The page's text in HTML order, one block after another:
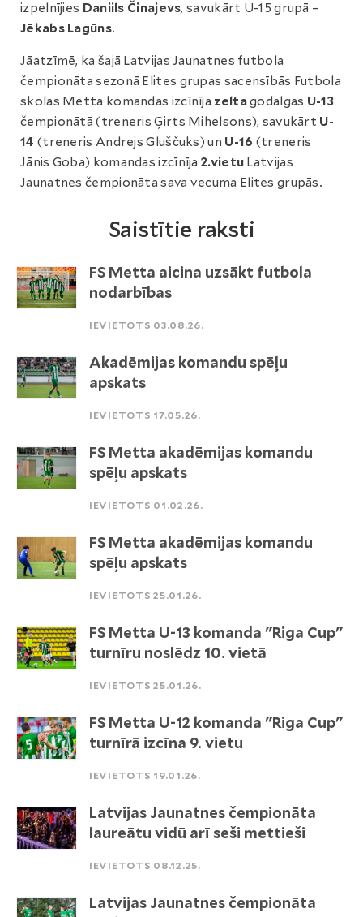
izpelnījies Daniils Činajevs, savukārt U-15 grupā –
Jēkabs Lagūns.
Jāatzīmē, ka šajā Latvijas Jaunatnes futbola
čempionāta sezonā Elites grupas sacensībās Futbola
skolas Metta komandas izcīnījazeltagodalgas U-13
čempionātā (treneris Ģirts Mihelsons), savukārt U-
14 (treneris Andrejs Gluščuks) un U-16 (treneris
Jānis Goba) komandas izcīnīja2.vietu Latvijas
Jaunatnes čempionāta sava vecuma Elites grupās.
Saistītie raksti
FS Metta aicina uzsākt futbola
nodarbības
IEVIETOTS 03.08.26.
Akadēmijas komandu spēļu
apskats
IEVIETOTS 17.05.26.
FS Metta akadēmijas komandu
spēļu apskats
IEVIETOTS 01.02.26.
FS Metta akadēmijas komandu
spēļu apskats
IEVIETOTS 25.01.26.
FS Metta U-13 komanda "Riga Cup"
turnīru noslēdz 10. vietā
IEVIETOTS 25.01.26.
FS Metta U-12 komanda "Riga Cup"
turnīrā izcīna 9. vietu
IEVIETOTS 19.01.26.
Latvijas Jaunatnes čempionāta
laureātu vidū arī seši mettieši
IEVIETOTS 08.12.25.
Latvijas Jaunatnes čempionāta